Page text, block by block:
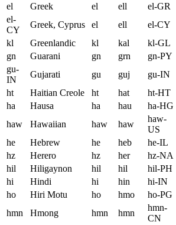
el
Greek el ell el-GR
el-
CY
Greek, Cyprus el ell el-CY
kl
Greenlandic kl kal kl-GL
gn
Guarani gn grn gn-PY
gu-
IN
Gujarati gu guj gu-IN
ht
Haitian Creole ht hat ht-HT
ha
Hausa ha hau ha-HG
haw
Hawaiian haw haw
haw-
US
he
Hebrew he heb he-IL
hz
Herero hz her hz-NA
hil
Hiligaynon hil hil hil-PH
hi
Hindi hi hin hi-IN
ho
Hiri Motu ho hmo ho-PG
hmn
Hmong hmn hmn
hmn-
CN